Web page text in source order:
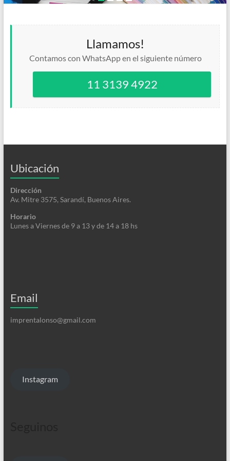
Llamamos!
Contamos con WhatsApp en el siguiente número
11 3139 4922
Ubicación
Dirección
Av. Mitre 3575, Sarandí, Buenos Aires.
Horario
Lunes a Viernes de 9 a 13 y de 14 a 18 hs
Email
imprentalonso@gmail.com
Instagram